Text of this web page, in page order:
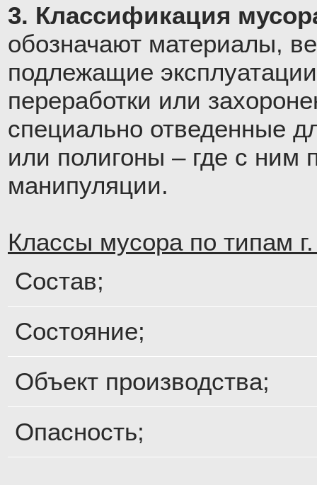
3. Классификация
обозначают материалы,
подлежащие
переработки или
специально отведенные
или полигоны – где с ним
манипуляции.
Классы мусора по типам
Состав;
Состояние;
Объект производства;
Опасность;